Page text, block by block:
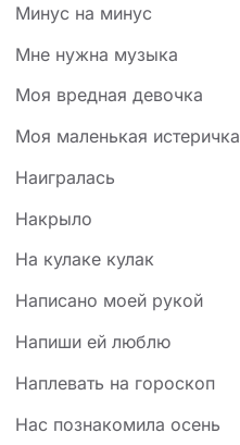
Минус на минус
Мне нужна музыка
Моя вредная девочка
Моя маленькая истеричка
Наигралась
Накрыло
На кулаке кулак
Написано моей рукой
Напиши ей люблю
Наплевать на гороскоп
Нас познакомила осень